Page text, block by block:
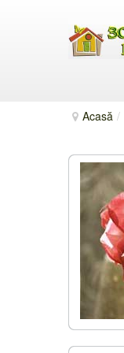
Acasă /